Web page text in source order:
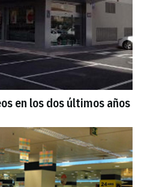
en los dos últimos años